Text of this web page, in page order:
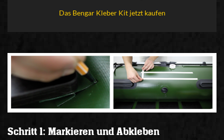
Das Bengar Kleber Kit jetzt kaufen
Schritt 1: Markieren und Abkleben